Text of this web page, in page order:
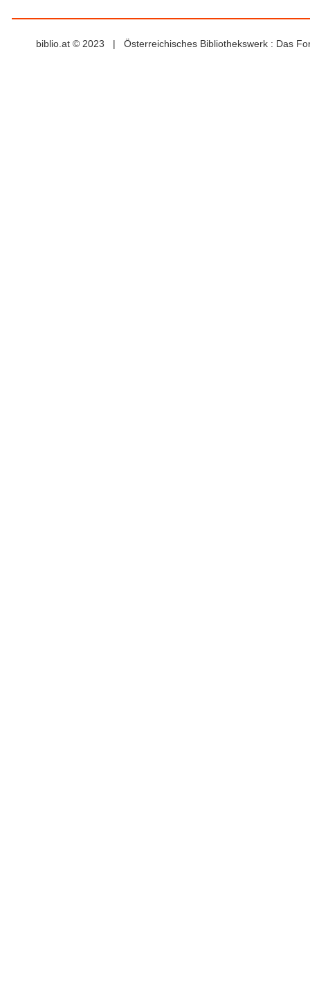
biblio.at © 2023 | Österreichisches Bibliothekswerk : Das